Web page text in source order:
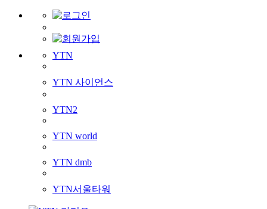
YTN
YTN 사이언스
YTN2
YTN world
YTN dmb
YTN서울타워